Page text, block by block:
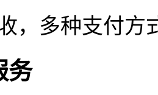
，多种支付方
务